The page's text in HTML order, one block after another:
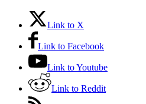
Link to X
Link to Facebook
Link to Youtube
Link to Reddit